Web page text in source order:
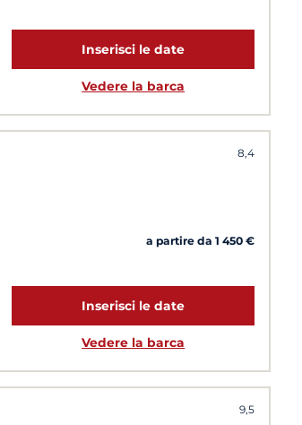
Inserisci le date
Vedere la barca
8,4
a partire da 1 450 €
Inserisci le date
Vedere la barca
9,5